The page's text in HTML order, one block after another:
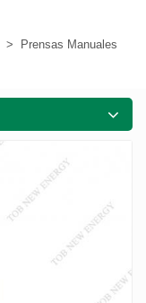
>
Prensas Manuales